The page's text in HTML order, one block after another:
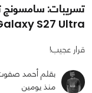
تسريبات: سامسونج
S27 Ultra!
قرار عجيب!
بقلم أحمد
منذ يومين